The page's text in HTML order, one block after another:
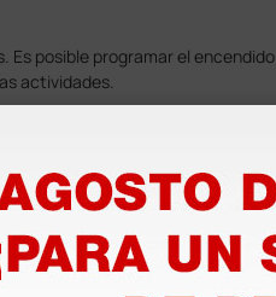
Es posible programar el encendido
actividades.
es garantizada por las